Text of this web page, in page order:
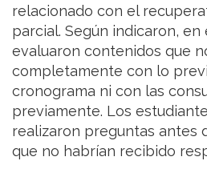
relacionado con el
parcial. Según indicaron, en
evaluaron contenidos que
completamente con lo
cronograma ni con las
previamente. Los
realizaron preguntas antes
que no habrían recibido